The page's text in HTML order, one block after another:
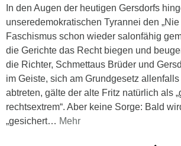
In den Augen der heutigen Gersdorfs
unseredemokratischen Tyrannei den „Nie
Faschismus schon wieder salonfähig
die Gerichte das Recht biegen und
die Richter, Schmettaus Brüder und
im Geiste, sich am Grundgesetz
abtreten, gälte der alte Fritz natürlich als
rechtsextrem“. Aber keine Sorge: Bald
„gesichert… Mehr